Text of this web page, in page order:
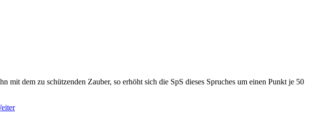
dem zu schützenden Zauber, so erhöht sich die SpS dieses Spruches um einen Punkt je 50